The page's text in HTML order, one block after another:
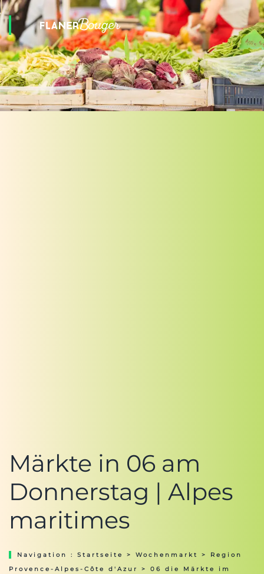
Märkte in 06 am
Donnerstag | Alpes
maritimes
Navigation : Startseite > Wochenmarkt > Region
Provence-Alpes-Côte d'Azur
> 06 die Märkte im